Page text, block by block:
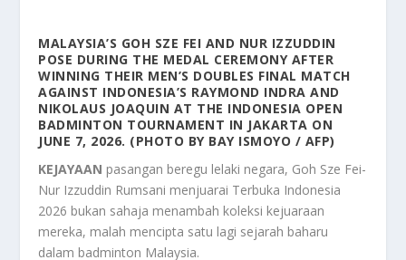
MALAYSIA’S GOH SZE FEI AND NUR IZZUDDIN
POSE DURING THE MEDAL CEREMONY AFTER
WINNING THEIR MEN’S DOUBLES FINAL MATCH
AGAINST INDONESIA’S RAYMOND INDRA AND
NIKOLAUS JOAQUIN AT THE INDONESIA OPEN
BADMINTON TOURNAMENT IN JAKARTA ON
JUNE 7, 2026. (PHOTO BY BAY ISMOYO / AFP)
KEJAYAAN pasangan beregu lelaki negara, Goh Sze Fei-
Nur Izzuddin Rumsani menjuarai Terbuka Indonesia
2026 bukan sahaja menambah koleksi kejuaraan
mereka, malah mencipta satu lagi sejarah baharu
dalam badminton Malaysia.